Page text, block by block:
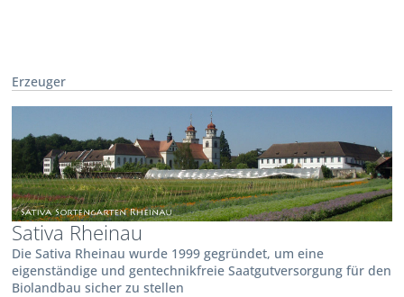
Erzeuger
Sativa Rheinau
Die Sativa Rheinau wurde 1999 gegründet, um eine
eigenständige und gentechnikfreie Saatgutversorgung für den
Biolandbau sicher zu stellen